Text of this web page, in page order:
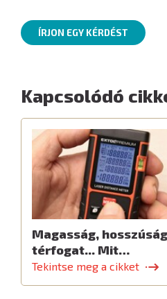
ÍRJON EGY KÉRDÉST
Kapcsolódó
Magasság,
térfogat... Mit…
Tekintse meg a cikket